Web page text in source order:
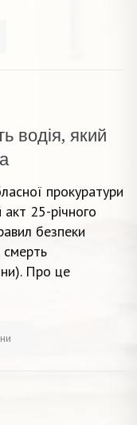
водія, який
прокуратури
25-річного
безпеки
Про це